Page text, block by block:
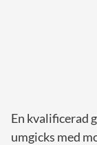
En kvalificerad
umgicks med